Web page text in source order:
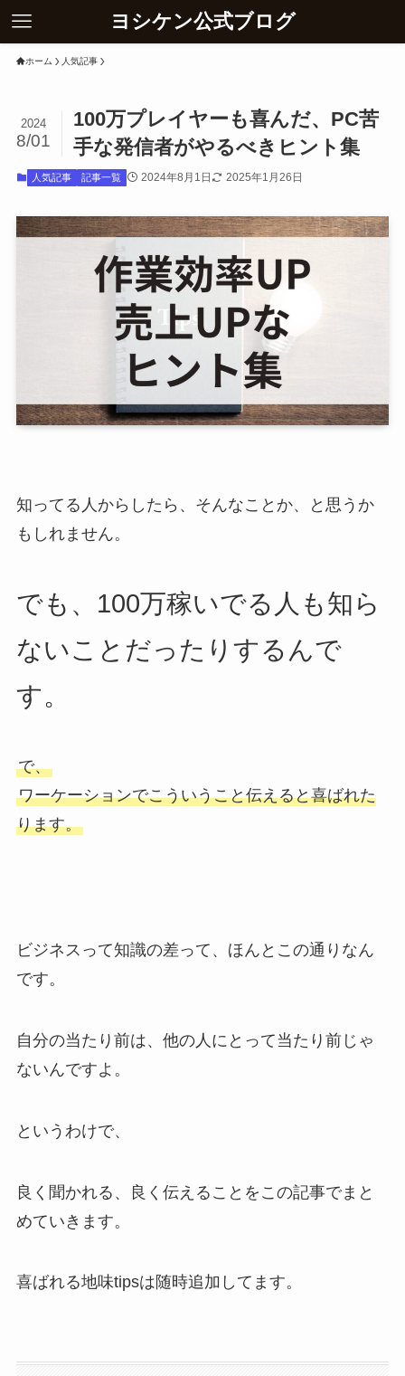
ヨシケン公式ブログ
ホーム 人気記事
100万プレイヤーも喜んだ、PC苦
手な発信者がやるべきヒント集
2024
8/01
人気記事 記事一覧 2024年8月1日 2025年1月26日
知ってる人からしたら、そんなことか、と思うか
もしれません。
でも、100万稼いでる人も知ら
ないことだったりするんで
す。
で、
ワーケーションでこういうこと伝えると喜ばれた
ります。
ビジネスって知識の差って、ほんとこの通りなん
です。
自分の当たり前は、他の人にとって当たり前じゃ
ないんですよ。
というわけで、
良く聞かれる、良く伝えることをこの記事でまと
めていきます。
喜ばれる地味tipsは随時追加してます。